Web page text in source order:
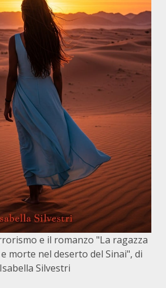
e il romanzo "La ragazza
morte nel deserto del Sinai", di
Isabella Silvestri